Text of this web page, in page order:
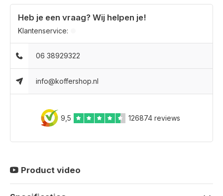
Heb je een vraag? Wij helpen je!
Klantenservice:
06 38929322
info@koffershop.nl
9,5 126874 reviews
Product video